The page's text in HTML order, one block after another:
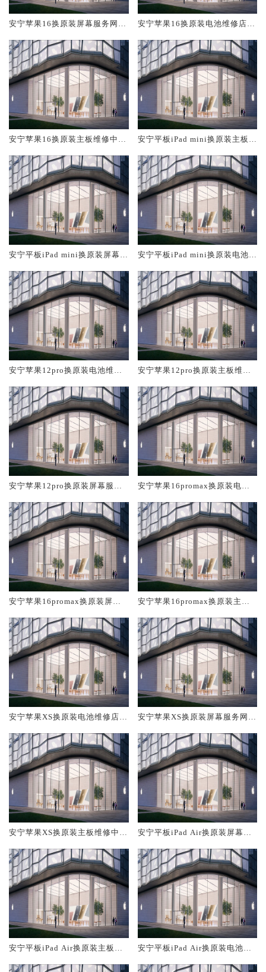
安宁苹果16换原装屏幕服务网点
安宁苹果16换原装电池维修店大
安宁苹果16换原装主板维修中心
安宁平板iPad mini换原装主板维
安宁平板iPad mini换原装屏幕服
安宁平板iPad mini换原装电池维
安宁苹果12pro换原装电池维修
安宁苹果12pro换原装主板维修
安宁苹果12pro换原装屏幕服务
安宁苹果16promax换原装电池
安宁苹果16promax换原装屏幕
安宁苹果16promax换原装主板
安宁苹果XS换原装电池维修店大
安宁苹果XS换原装屏幕服务网点
安宁苹果XS换原装主板维修中心
安宁平板iPad Air换原装屏幕服
安宁平板iPad Air换原装主板维
安宁平板iPad Air换原装电池维